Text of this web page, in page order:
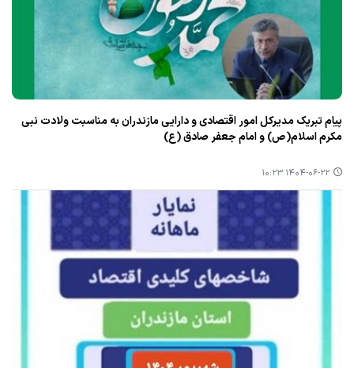
پیام تبریك مدیركل امور اقتصادی و دارایی مازندران به مناسبت ولادت نبی
مكرم اسلام(ص) و امام جعفر صادق (ع)
۱۴۰۴-۰۶-۲۲ ۱۰:۲۳